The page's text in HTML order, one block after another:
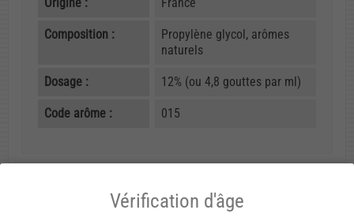
Composition :
Propylène glycol, arômes
naturels
Dosage : 12% (ou 4,8 gouttes par ml)
Code arôme : 015
Vérification d'âge